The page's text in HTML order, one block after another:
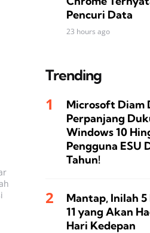
Pencuri Data
23 hours ago
Trending
Microsoft Diam
Perpanjang
Windows 10
Pengguna ESU
Tahun!
Mantap, Inilah
11 yang Akan
Hari Kedepan